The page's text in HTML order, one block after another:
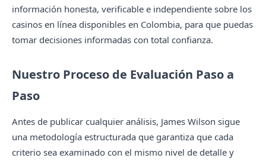
información honesta, verificable e independiente sobre los
casinos en línea disponibles en Colombia, para que puedas
tomar decisiones informadas con total confianza.
Nuestro Proceso de Evaluación Paso a
Paso
Antes de publicar cualquier análisis, James Wilson sigue
una metodología estructurada que garantiza que cada
criterio sea examinado con el mismo nivel de detalle y